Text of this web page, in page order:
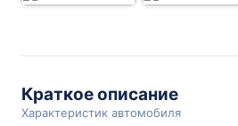
Краткое описание
Характеристик автомобиля